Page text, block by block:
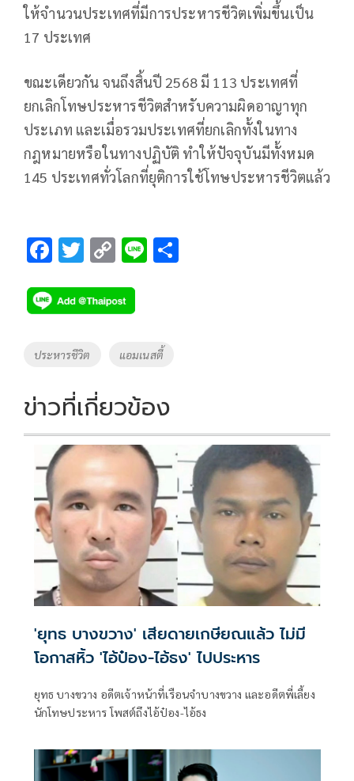
ให้จำนวนประเทศที่มีการประหารชีวิตเพิ่มขึ้นเป็น
17 ประเทศ
ขณะเดียวกัน จนถึงสิ้นปี 2568 มี 113 ประเทศที่
ยกเลิกโทษประหารชีวิตสำหรับความผิดอาญาทุก
ประเภท และเมื่อรวมประเทศที่ยกเลิกทั้งในทาง
กฎหมายหรือในทางปฏิบัติ ทำให้ปัจจุบันมีทั้งหมด
145 ประเทศทั่วโลกที่ยุติการใช้โทษประหารชีวิตแล้ว
F
e
b
o
k
T
tt
er
C
p
y
Li
k
Li
Tags
ประหารชีวิต แอมเนสตี้
ข่าวที่เกี่ยวข้อง
'ยุทธ บางขวาง' เสียดายเกษียณแล้ว ไม่มี
โอกาสหิ้ว 'ไอ้ป๋อง-ไอ้ธง' ไปประหาร
ยุทธ บางขวาง อดีตเจ้าหน้าที่เรือนจำบางขวาง และอดีตพี่เลี้ยง
นักโทษประหาร โพสต์ถึงไอ้ป๋อง-ไอ้ธง